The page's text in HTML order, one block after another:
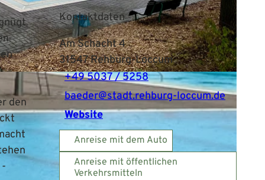
den
Kontaktdaten
Am Schacht 4
31547Rehburg-Loccum
+49 5037 / 5258
baeder@stadt.rehburg-loccum.de
Website
Anreise mit dem Auto
Anreise mit öffentlichen
Verkehrsmitteln